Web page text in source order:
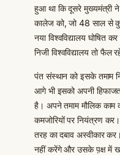
हुआ था कि दूसरे मुख्यमंत्री
कालेज को, जो 48 साल से
नया विश्वविद्यालय घोषित
निजी विश्वविद्यालय तो फैल
पंत संस्थान को इसके तमाम
आगे भी इसको अपनी
है। अपने तमाम मौलिक
कमजोरियों पर नियंत्रण कर।
तरह का दबाव अस्वीकार
नहीं करेंगे और उसके प़क्ष में